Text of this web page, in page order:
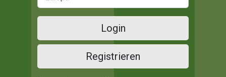
Login
Registrieren